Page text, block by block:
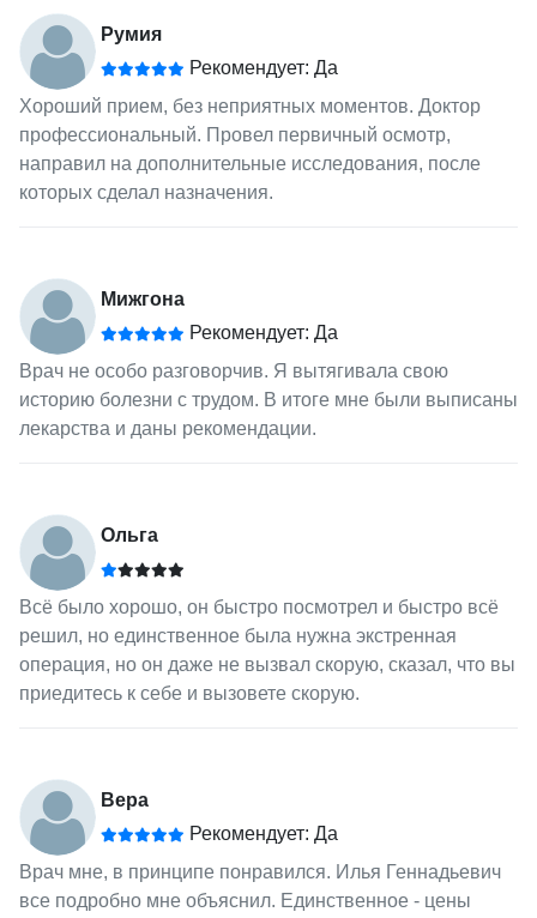
Румия
Рекомендует: Да
Хороший прием, без неприятных моментов. Доктор
профессиональный. Провел первичный осмотр,
направил на дополнительные исследования, после
которых сделал назначения.
Мижгона
Рекомендует: Да
Врач не особо разговорчив. Я вытягивала свою
историю болезни с трудом. В итоге мне были выписаны
лекарства и даны рекомендации.
Ольга
Всё было хорошо, он быстро посмотрел и быстро всё
решил, но единственное была нужна экстренная
операция, но он даже не вызвал скорую, сказал, что вы
приедитесь к себе и вызовете скорую.
Вера
Рекомендует: Да
Врач мне, в принципе понравился. Илья Геннадьевич
все подробно мне объяснил. Единственное - цены